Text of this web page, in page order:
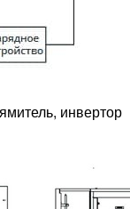
инвертор